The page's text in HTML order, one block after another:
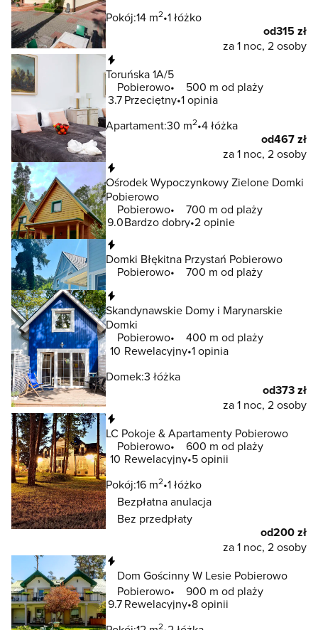
Pokój:14 m2 1 łóżko
od315 zł
za 1 noc, 2 osoby
Toruńska 1A/5
Pobierowo
500 m od plaży
3.7Przeciętny 1 opinia
Apartament:30 m2 4 łóżka
od467 zł
za 1 noc, 2 osoby
Ośrodek Wypoczynkowy Zielone Domki
Pobierowo
Pobierowo
700 m od plaży
9.0Bardzo dobry 2 opinie
Domki Błękitna Przystań Pobierowo
Pobierowo
700 m od plaży
Skandynawskie Domy i Marynarskie
Domki
Pobierowo
400 m od plaży
10 Rewelacyjny 1 opinia
Domek:3 łóżka
od373 zł
za 1 noc, 2 osoby
LC Pokoje & Apartamenty Pobierowo
Pobierowo
600 m od plaży
10 Rewelacyjny 5 opinii
Pokój:16 m2 1 łóżko
Bezpłatna anulacja
Bez przedpłaty
od200 zł
za 1 noc, 2 osoby
Dom Gościnny W Lesie Pobierowo
Pobierowo
900 m od plaży
9.7Rewelacyjny 8 opinii
2